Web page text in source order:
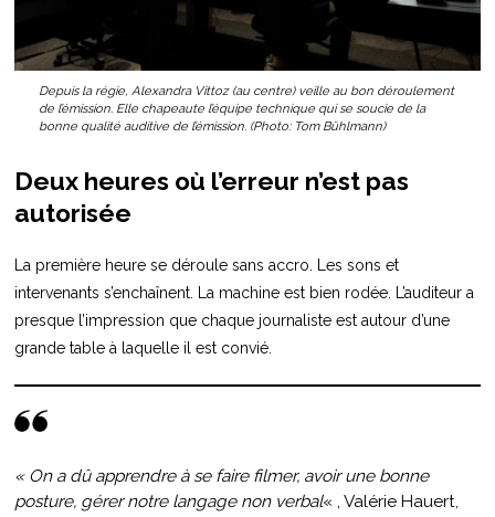
Depuis la régie, Alexandra Vittoz (au centre) veille au bon déroulement
de l’émission. Elle chapeaute l’équipe technique qui se soucie de la
bonne qualité auditive de l’émission. (Photo: Tom Bühlmann)
Deux heures où l’erreur n’est pas
autorisée
La première heure se déroule sans accro. Les sons et
intervenants s’enchaînent. La machine est bien rodée. L’auditeur a
presque l’impression que chaque journaliste est autour d’une
grande table à laquelle il est convié.
« On a dû apprendre à se faire filmer, avoir une bonne
posture, gérer notre langage non verbal« , Valérie Hauert,